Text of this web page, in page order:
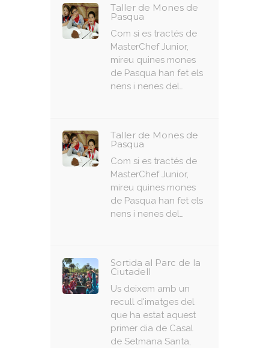
Taller de Mones de
Pasqua
Com si es tractés de
MasterChef Junior,
mireu quines mones
de Pasqua han fet els
nens i nenes del…
Taller de Mones de
Pasqua
Com si es tractés de
MasterChef Junior,
mireu quines mones
de Pasqua han fet els
nens i nenes del…
Sortida al Parc de la
Ciutadell
Us deixem amb un
recull d'imatges del
que ha estat aquest
primer dia de Casal
de Setmana Santa,